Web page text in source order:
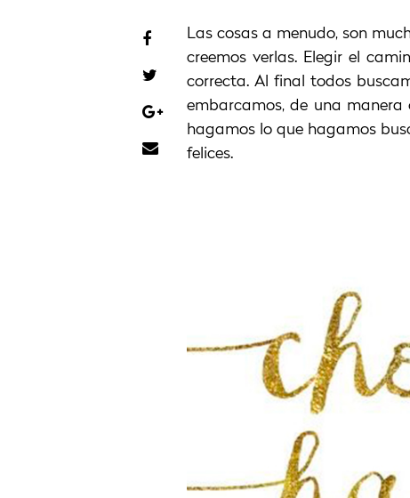
Las cosas a menudo, son
creemos verlas. Elegir el
correcta. Al final todos
embarcamos, de una
hagamos lo que hagamos
felices.